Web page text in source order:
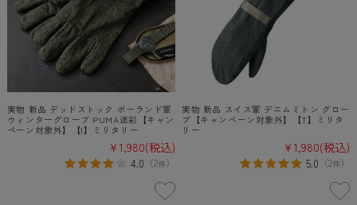
実物 新品 デッドストック ポーランド軍
ウィンターグローブ PUMA迷彩【キャン
ペーン対象外】【I】ミリタリー
¥1,980(税込)
4.0 （2件）
実物 新品 スイス軍 デニムミトン グロー
ブ【キャンペーン対象外】【T】ミリタ
リー
¥1,980(税込)
5.0 （2件）